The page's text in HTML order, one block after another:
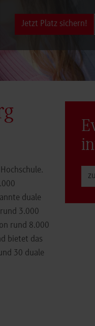
Jetzt Platz sichern!
duale
3.000
rund 8.000
bietet das
30 duale